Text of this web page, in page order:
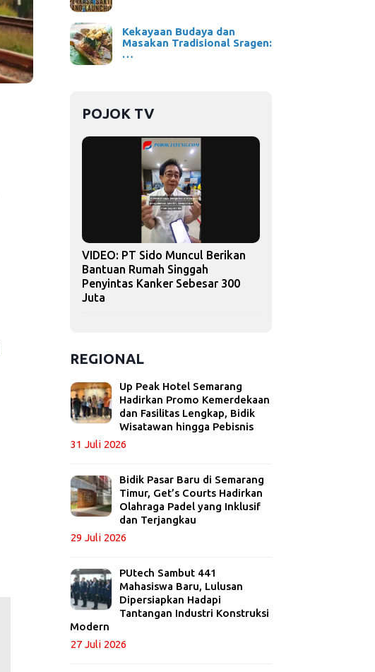
Kekayaan Budaya dan
Masakan Tradisional Sragen:
…
POJOK TV
VIDEO: PT Sido Muncul Berikan
Bantuan Rumah Singgah
Penyintas Kanker Sebesar 300
Juta
REGIONAL
Up Peak Hotel Semarang
Hadirkan Promo Kemerdekaan
dan Fasilitas Lengkap, Bidik
Wisatawan hingga Pebisnis
31 Juli 2026
Bidik Pasar Baru di Semarang
Timur, Get’s Courts Hadirkan
Olahraga Padel yang Inklusif
dan Terjangkau
29 Juli 2026
PUtech Sambut 441
Mahasiswa Baru, Lulusan
Dipersiapkan Hadapi
Tantangan Industri Konstruksi
Modern
27 Juli 2026